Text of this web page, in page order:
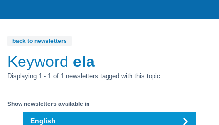
Keyword ela
back to newsletters
Displaying 1 - 1 of 1 newsletters tagged with this topic.
Show newsletters available in
English